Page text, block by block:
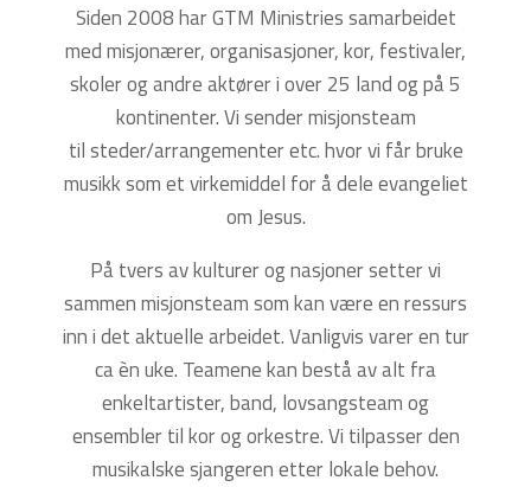
Siden 2008 har GTM Ministries samarbeidet
med misjonærer, organisasjoner, kor, festivaler,
skoler og andre aktører i over 25 land og på 5
kontinenter. Vi sender misjonsteam
til steder/arrangementer etc. hvor vi får bruke
musikk som et virkemiddel for å dele evangeliet
om Jesus.
På tvers av kulturer og nasjoner setter vi
sammen misjonsteam som kan være en ressurs
inn i det aktuelle arbeidet. Vanligvis varer en tur
ca èn uke. Teamene kan bestå av alt fra
enkeltartister, band, lovsangsteam og
ensembler til kor og orkestre. Vi tilpasser den
musikalske sjangeren etter lokale behov.